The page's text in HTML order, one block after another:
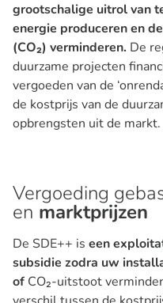
grootschalige uitrol van
energie produceren en
(CO₂) verminderen. De
duurzame projecten
vergoeden van de
de kostprijs van de
opbrengsten uit de markt.
Vergoeding
en marktprijzen
De SDE++ is een
subsidie zodra uw
of CO₂-uitstoot